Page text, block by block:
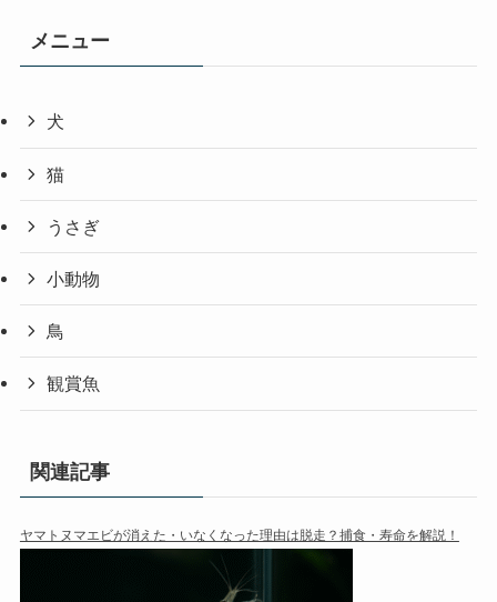
メニュー
犬
猫
うさぎ
小動物
鳥
観賞魚
関連記事
ヤマトヌマエビが消えた・いなくなった理由は脱走？捕食・寿命を解説！